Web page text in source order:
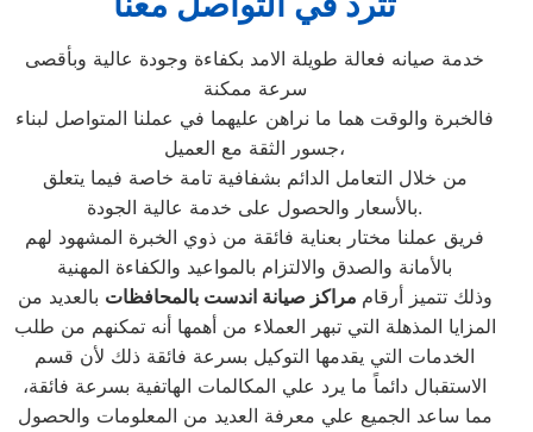
خدمة صيانه فعالة طويلة الامد بكفاءة وجودة عالية وبأقصى
سرعة ممكنة
فالخبرة والوقت هما ما نراهن عليهما في عملنا المتواصل لبناء
جسور الثقة مع العميل،
من خلال التعامل الدائم بشفافية تامة خاصة فيما يتعلق
بالأسعار والحصول على خدمة عالية الجودة.
فريق عملنا مختار بعناية فائقة من ذوي الخبرة المشهود لهم
بالأمانة والصدق والالتزام بالمواعيد والكفاءة المهنية
وذلك تتميز أرقام مراكز صيانة اندست بالمحافظات بالعديد من
المزايا المذهلة التي تبهر العملاء من أهمها أنه تمكنهم من طلب
الخدمات التي يقدمها التوكيل بسرعة فائقة ذلك لأن قسم
الاستقبال دائماً ما يرد علي المكالمات الهاتفية بسرعة فائقة،
مما ساعد الجميع علي معرفة العديد من المعلومات والحصول